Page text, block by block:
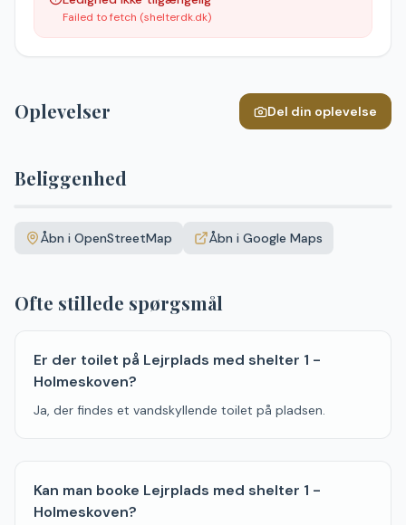
Failed to fetch (shelterdk.dk)
Oplevelser Del din oplevelse
Beliggenhed
+Åbn i OpenStreetMap Åbn i Google Maps
Ofte stillede spørgsmål
Er der toilet på Lejrplads med shelter 1 -
Holmeskoven?
Ja, der findes et vandskyllende toilet på pladsen.
Kan man booke Lejrplads med shelter 1 -
Holmeskoven?